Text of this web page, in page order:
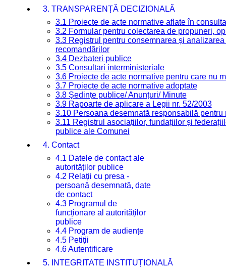
3. TRANSPARENȚĂ DECIZIONALĂ
3.1 Proiecte de acte normative aflate în
3.2 Formular pentru colectarea de propuneri,
3.3 Registrul pentru consemnarea și
recomandărilor
3.4 Dezbateri publice
3.5 Consultari interministeriale
3.6 Proiecte de acte normative pentru care nu
3.7 Proiecte de acte normative adoptate
3.8 Ședințe publice/ Anunțuri/ Minute
3.9 Rapoarte de aplicare a Legii nr. 52/2003
3.10 Persoana desemnată responsabilă
3.11 Registrul asociațiilor, fundațiilor și
publice ale Comunei
4. Contact
4.1 Datele de contact ale
autorităților publice
4.2 Relații cu presa -
persoană desemnată, date
de contact
4.3 Programul de
funcționare al autorităților
publice
4.4 Program de audiențe
4.5 Petiții
4.6 Autentificare
5. INTEGRITATE INSTITUȚIONALĂ